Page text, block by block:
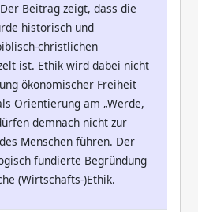
Beitrag zeigt, dass die
historisch und
christlichen
ist. Ethik wird dabei nicht
ökonomischer Freiheit
Orientierung am „Werde,
demnach nicht zur
Menschen führen. Der
fundierte Begründung
(Wirtschafts-)Ethik.